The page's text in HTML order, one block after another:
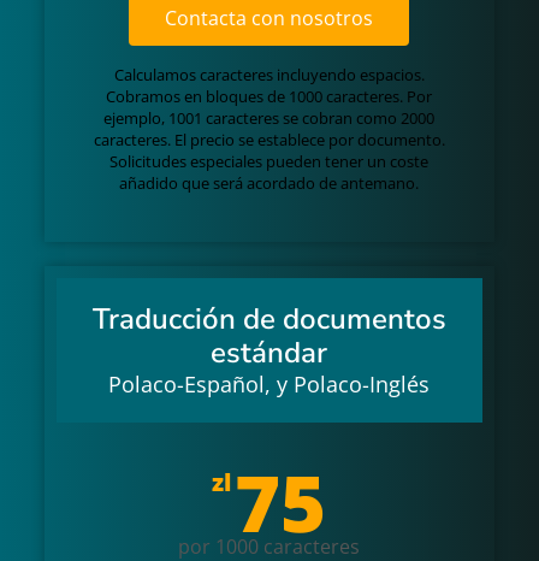
Contacta con nosotros
Calculamos caracteres incluyendo espacios.
Cobramos en bloques de 1000 caracteres. Por
ejemplo, 1001 caracteres se cobran como 2000
caracteres. El precio se establece por documento.
Solicitudes especiales pueden tener un coste
añadido que será acordado de antemano.
Traducción de documentos
estándar
Polaco-Español, y Polaco-Inglés
zl75
por 1000 caracteres